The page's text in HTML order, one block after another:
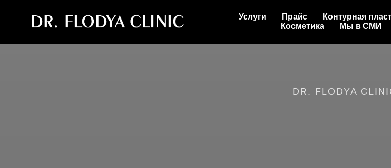
Услуги Прайс Контурная
Косметика
Мы в СМИ
DR. FLODYA